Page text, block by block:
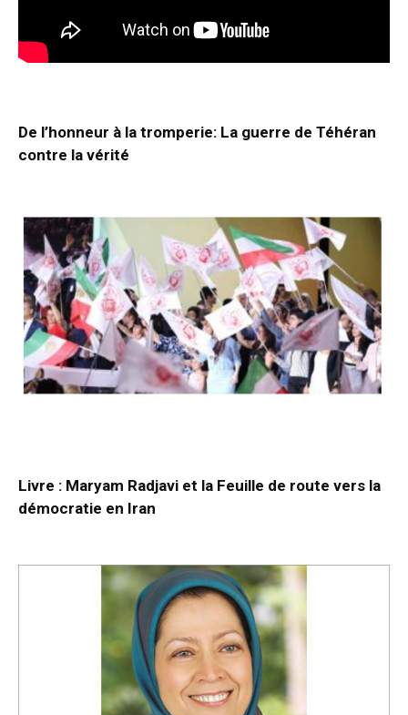
De l’honneur à la tromperie: La guerre de Téhéran
contre la vérité
Livre : Maryam Radjavi et la Feuille de route vers la
démocratie en Iran